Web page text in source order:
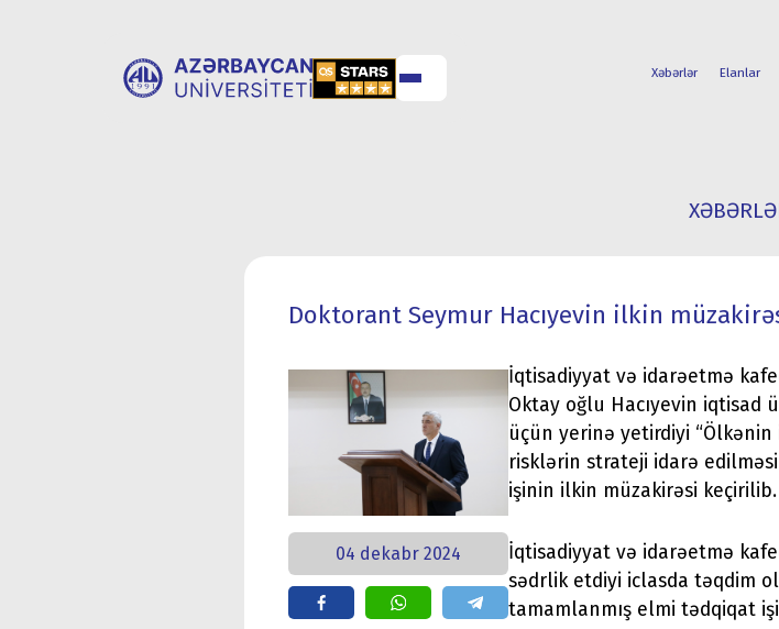
Xəbərlər Elanlar
Doktorant Seymur Hacıyevin ilkin
04 dekabr 2024
İqtisadiyyat və idarəetmə
Oktay oğlu Hacıyevin iqtisad
üçün yerinə yetirdiyi “Ölkənin
risklərin strateji idarə
işinin ilkin müzakirəsi keçirilib.
İqtisadiyyat və idarəetmə
sədrlik etdiyi iclasda təqdim
tamamlanmış elmi tədqiqat